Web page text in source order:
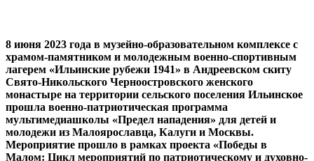
8 июня 2023 года в музейно-образовательном комплексе с
храмом-памятником и молодежным военно-спортивным
лагерем «Ильинские рубежи 1941» в Андреевском скиту
Свято-Никольского Черноостровского женского
монастыре на территории сельского поселения Ильинское
прошла военно-патриотическая программа
мультимедиашколы «Предел нападения» для детей и
молодежи из Малоярославца, Калуги и Москвы.
Мероприятие прошло в рамках проекта «Победы в
Малом: Цикл мероприятий по патриотическому и духовно-